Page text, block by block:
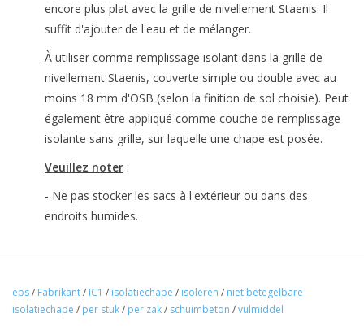
encore plus plat avec la grille de nivellement Staenis. Il
suffit d'ajouter de l'eau et de mélanger.
À utiliser comme remplissage isolant dans la grille de
nivellement Staenis, couverte simple ou double avec au
moins 18 mm d'OSB (selon la finition de sol choisie). Peut
également être appliqué comme couche de remplissage
isolante sans grille, sur laquelle une chape est posée.
Veuillez noter :
- Ne pas stocker les sacs à l'extérieur ou dans des
endroits humides.
- 10 sacs = ± 10 m² avec une épaisseur de 5 cm
eps/ Fabrikant/ IC1 / isolatiechape / isoleren / niet betegelbare
isolatiechape / per stuk/ per zak/ schuimbeton /vulmiddel